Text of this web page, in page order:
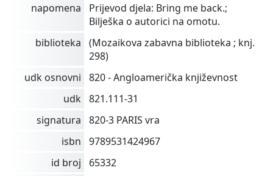
napomena
Prijevod djela: Bring me back.;
Bilješka o autorici na omotu.
biblioteka
(Mozaikova zabavna biblioteka ; knj.
298)
udk osnovni
820 - Angloamerička književnost
udk 821.111-31
signatura
820-3 PARIS vra
isbn
9789531424967
id broj
65332